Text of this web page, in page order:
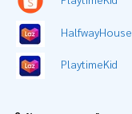
HalfwayHouse
PlaytimeKid